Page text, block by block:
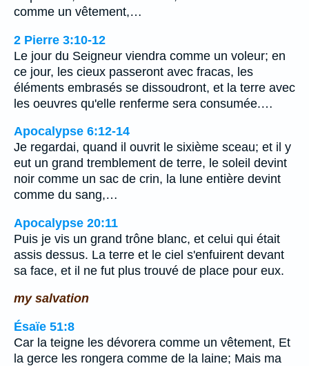
comme un vêtement,…
2 Pierre 3:10-12
Le jour du Seigneur viendra comme un voleur; en
ce jour, les cieux passeront avec fracas, les
éléments embrasés se dissoudront, et la terre avec
les oeuvres qu'elle renferme sera consumée.…
Apocalypse 6:12-14
Je regardai, quand il ouvrit le sixième sceau; et il y
eut un grand tremblement de terre, le soleil devint
noir comme un sac de crin, la lune entière devint
comme du sang,…
Apocalypse 20:11
Puis je vis un grand trône blanc, et celui qui était
assis dessus. La terre et le ciel s'enfuirent devant
sa face, et il ne fut plus trouvé de place pour eux.
my salvation
Ésaïe 51:8
Car la teigne les dévorera comme un vêtement, Et
la gerce les rongera comme de la laine; Mais ma